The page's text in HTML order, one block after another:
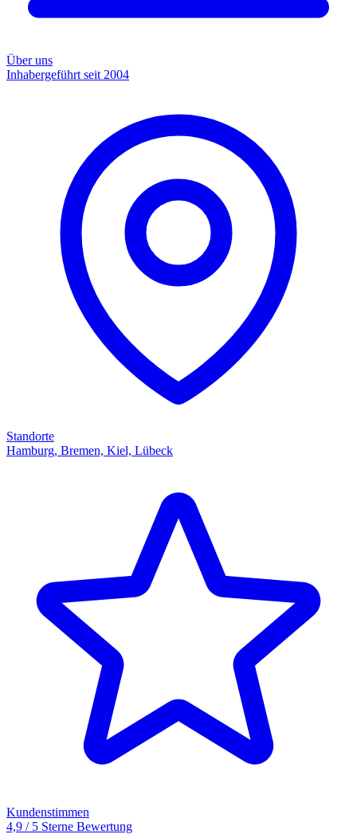
Über uns
Inhabergeführt seit 2004
Standorte
Hamburg, Bremen, Kiel, Lübeck
Kundenstimmen
4,9 / 5 Sterne Bewertung